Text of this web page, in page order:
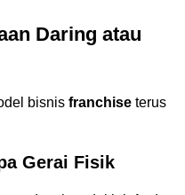
Daring atau
bisnis franchise terus
Gerai Fisik